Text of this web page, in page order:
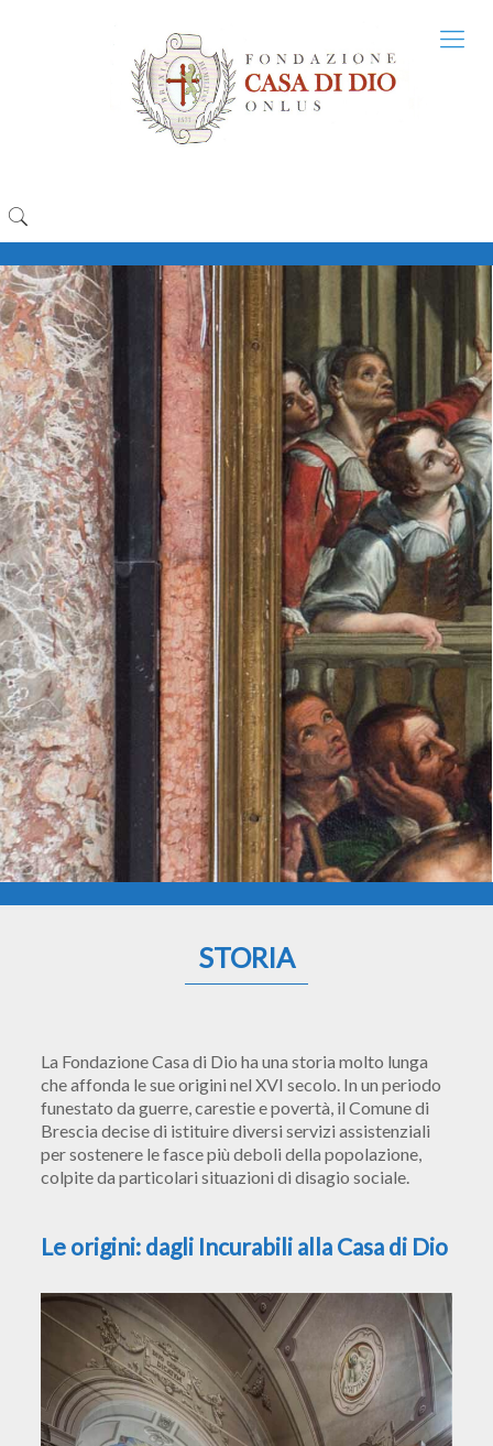
STORIA
La Fondazione Casa di Dio ha una storia molto lunga
che affonda le sue origini nel XVI secolo. In un periodo
funestato da guerre, carestie e povertà, il Comune di
Brescia decise di istituire diversi servizi assistenziali
per sostenere le fasce più deboli della popolazione,
colpite da particolari situazioni di disagio sociale.
Le origini: dagli Incurabili alla Casa di Dio